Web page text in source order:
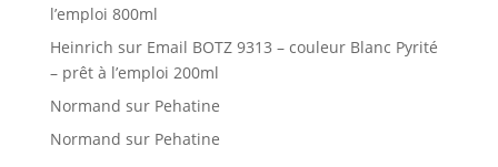
l’emploi 800ml
Heinrich sur Email BOTZ 9313 – couleur Blanc Pyrité
– prêt à l’emploi 200ml
Normand sur Pehatine
Normand sur Pehatine